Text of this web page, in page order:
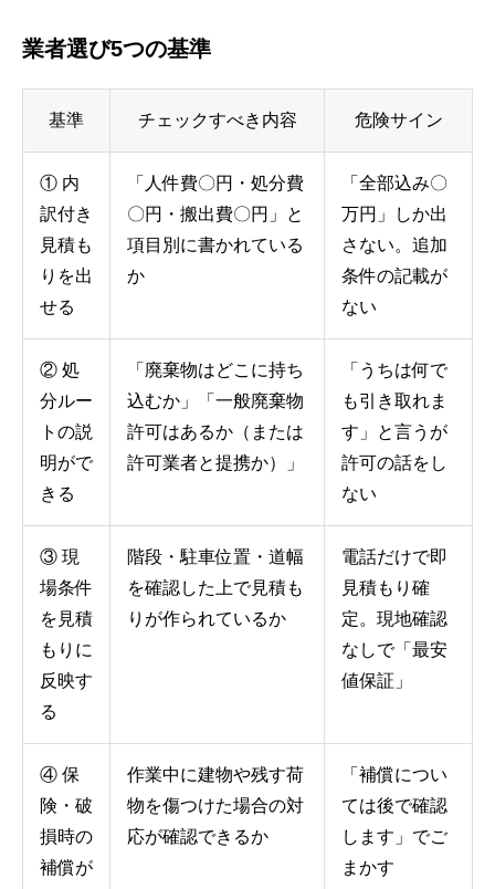
業者選び5つの基準
基準 チェックすべき内容 危険サイン
① 内
訳付き
見積も
りを出
せる
「人件費〇円・処分費
〇円・搬出費〇円」と
項目別に書かれている
か
「全部込み〇
万円」しか出
さない。追加
条件の記載が
ない
② 処
分ルー
トの説
明がで
きる
「廃棄物はどこに持ち
込むか」「一般廃棄物
許可はあるか（または
許可業者と提携か）」
「うちは何で
も引き取れま
す」と言うが
許可の話をし
ない
③ 現
場条件
を見積
もりに
反映す
る
階段・駐車位置・道幅
を確認した上で見積も
りが作られているか
電話だけで即
見積もり確
定。現地確認
なしで「最安
値保証」
④ 保
険・破
損時の
補償が
作業中に建物や残す荷
物を傷つけた場合の対
応が確認できるか
「補償につい
ては後で確認
します」でご
まかす